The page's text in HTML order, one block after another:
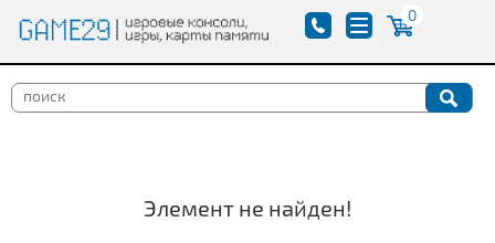
0
Элемент не найден!